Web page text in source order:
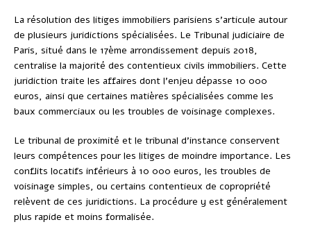
La résolution des litiges immobiliers parisiens s’articule autour
de plusieurs juridictions spécialisées. Le Tribunal judiciaire de
Paris, situé dans le 17ème arrondissement depuis 2018,
centralise la majorité des contentieux civils immobiliers. Cette
juridiction traite les affaires dont l’enjeu dépasse 10 000
euros, ainsi que certaines matières spécialisées comme les
baux commerciaux ou les troubles de voisinage complexes.
Le tribunal de proximité et le tribunal d’instance conservent
leurs compétences pour les litiges de moindre importance. Les
conflits locatifs inférieurs à 10 000 euros, les troubles de
voisinage simples, ou certains contentieux de copropriété
relèvent de ces juridictions. La procédure y est généralement
plus rapide et moins formalisée.